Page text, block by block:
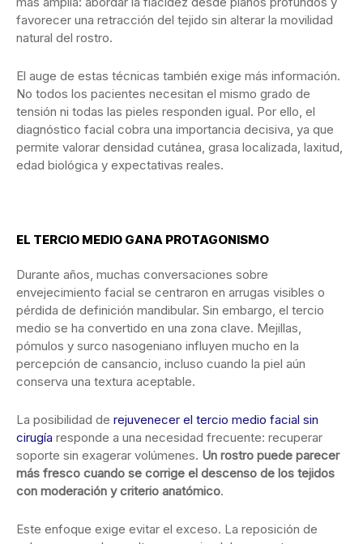
favorecer una retracción del tejido sin alterar la movilidad
natural del rostro.
El auge de estas técnicas también exige más información.
No todos los pacientes necesitan el mismo grado de
tensión ni todas las pieles responden igual. Por ello, el
diagnóstico facial cobra una importancia decisiva, ya que
permite valorar densidad cutánea, grasa localizada, laxitud,
edad biológica y expectativas reales.
EL TERCIO MEDIO GANA PROTAGONISMO
Durante años, muchas conversaciones sobre
envejecimiento facial se centraron en arrugas visibles o
pérdida de definición mandibular. Sin embargo, el tercio
medio se ha convertido en una zona clave. Mejillas,
pómulos y surco nasogeniano influyen mucho en la
percepción de cansancio, incluso cuando la piel aún
conserva una textura aceptable.
La posibilidad de rejuvenecer el tercio medio facial sin
cirugía responde a una necesidad frecuente: recuperar
soporte sin exagerar volúmenes. Un rostro puede parecer
más fresco cuando se corrige el descenso de los tejidos
con moderación y criterio anatómico.
Este enfoque exige evitar el exceso. La reposición de